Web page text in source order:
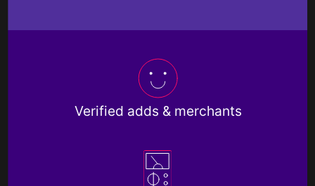
Verified adds & merchants